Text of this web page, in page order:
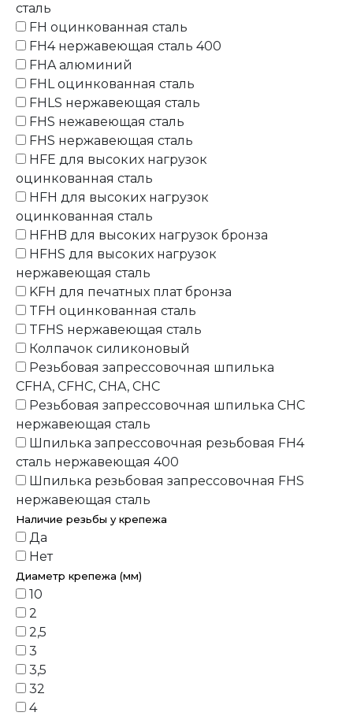
сталь
FH оцинкованная сталь
FH4 нержавеющая сталь 400
FHA алюминий
FHL оцинкованная сталь
FHLS нержавеющая сталь
FHS нежавеющая сталь
FHS нержавеющая сталь
HFE для высоких нагрузок
оцинкованная сталь
HFH для высоких нагрузок
оцинкованная сталь
HFHB для высоких нагрузок бронза
HFHS для высоких нагрузок
нержавеющая сталь
KFH для печатных плат бронза
TFH оцинкованная сталь
TFHS нержавеющая сталь
Колпачок силиконовый
Резьбовая запрессовочная шпилька
CFHA, CFHC, CHA, CHC
Резьбовая запрессовочная шпилька CHC
нержавеющая сталь
Шпилька запрессовочная резьбовая FH4
сталь нержавеющая 400
Шпилька резьбовая запрессовочная FHS
нержавеющая сталь
Наличие резьбы у крепежа
Да
Нет
Диаметр крепежа (мм)
10
2
2,5
3
3,5
32
4